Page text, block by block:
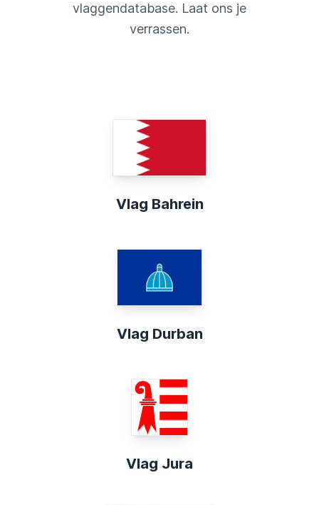
vlaggendatabase. Laat ons je
verrassen.
Vlag Bahrein
Vlag Durban
Vlag Jura